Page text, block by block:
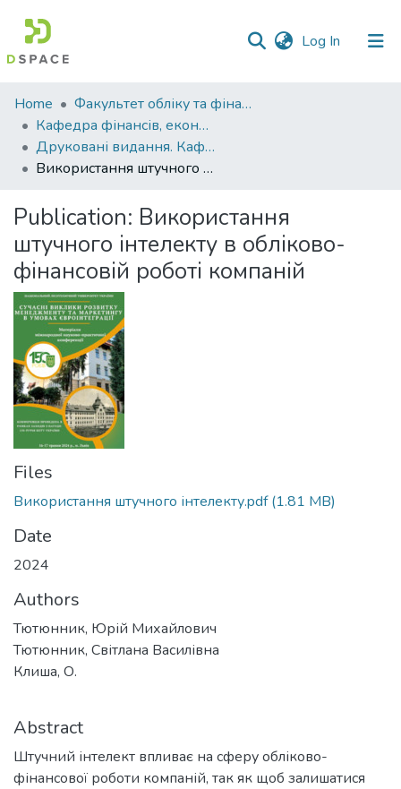
Log In (current)
Communities
&
Collections
All of DSpace
Statistics
Home
Факультет обліку та фінансів
Кафедра фінансів, економічних досліджень і туризму
Друковані видання. Кафедра фінансів, економічних досліджень і туризму
Використання штучного інтелекту в обліково-фінансовій роботі компаній
Publication: Використання
штучного інтелекту в обліково-
фінансовій роботі компаній
Files
Використання штучного інтелекту.pdf(1.81 MB)
Date
2024
Authors
Тютюнник, Юрій Михайлович
Тютюнник, Світлана Василівна
Клиша, О.
Abstract
Штучний інтелект впливає на сферу обліково-
фінансової роботи компаній, так як щоб залишатися